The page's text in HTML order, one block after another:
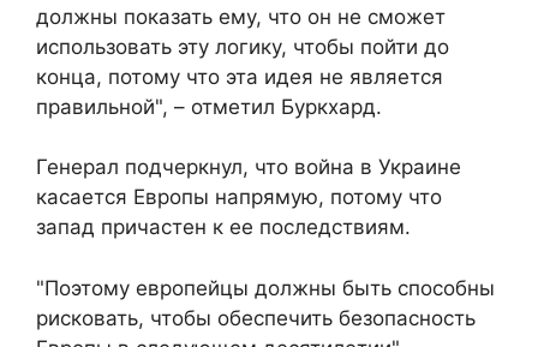
должны показать ему, что он не сможет
использовать эту логику, чтобы пойти до
конца, потому что эта идея не является
правильной", – отметил Буркхард.
Генерал подчеркнул, что война в Украине
касается Европы напрямую, потому что
запад причастен к ее последствиям.
"Поэтому европейцы должны быть способны
рисковать, чтобы обеспечить безопасность